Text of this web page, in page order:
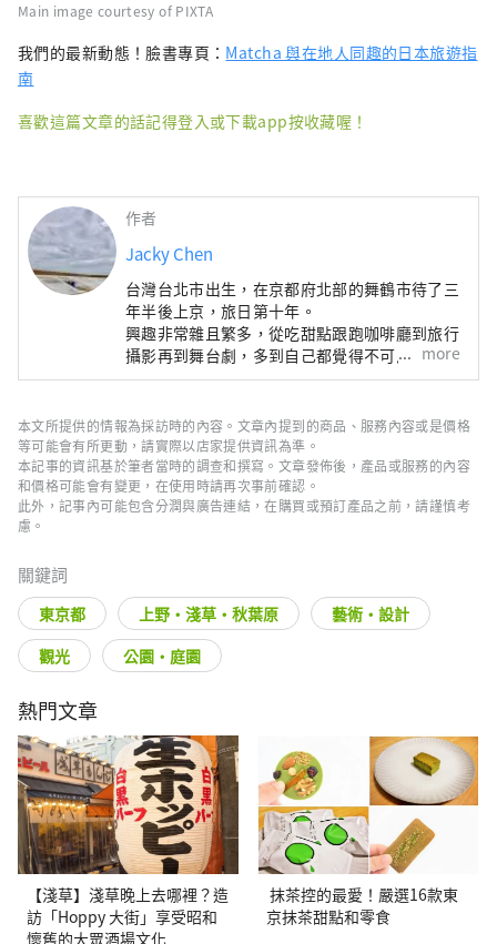
Main image courtesy of PIXTA
我們的最新動態！臉書專頁： Matcha 與在地人同趣的日本旅遊指
南
喜歡這篇文章的話記得登入或下載app按收藏喔！
作者
Jacky Chen
台灣台北市出生，在京都府北部的舞鶴市待了三
年半後上京，旅日第十年。
興趣非常雜且繁多，從吃甜點跟跑咖啡廳到旅行
攝影再到舞台劇，多到自己都覺得不可思議。
more
本文所提供的情報為採訪時的內容。文章內提到的商品、服務內容或是價格
等可能會有所更動，請實際以店家提供資訊為準。
本記事的資訊基於筆者當時的調查和撰寫。文章發佈後，產品或服務的內容
和價格可能會有變更，在使用時請再次事前確認。
此外，記事內可能包含分潤與廣告連結，在購買或預訂產品之前，請謹慎考
慮。
關鍵詞
東京都 上野・淺草・秋葉原
藝術・設計
觀光
公園・庭園
熱門文章
【淺草】淺草晚上去哪裡？造
訪「Hoppy 大街」享受昭和
懷舊的大眾酒場文化
抹茶控的最愛！嚴選16款東
京抹茶甜點和零食